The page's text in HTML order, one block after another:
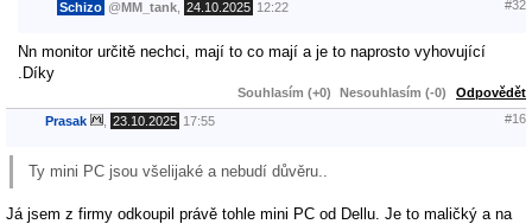
Schizo @ MM_tank 24.10.2025 12:22 #32
Nn monitor určitě nechci, mají to co mají a je to naprosto vyhovující
.Díky
Souhlasím (+0) Nesouhlasím (-0) Odpovědět
Prasak 23.10.2025 17:55 #16
Ty mini PC jsou všelijaké a nebudí důvěru..
Já jsem z firmy odkoupil právě tohle mini PC od Dellu. Je to maličký a na